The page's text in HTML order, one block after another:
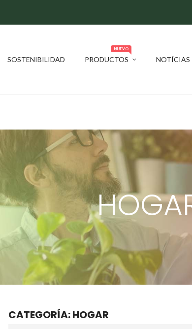
SOSTENIBILIDAD PRODUCTOS
NUEVO
NOTÍCIAS
CATEGORÍA: HOGAR